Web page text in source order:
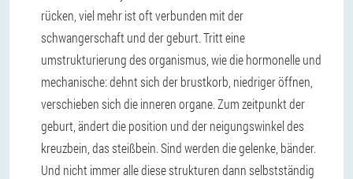
rücken, viel mehr ist oft verbunden mit der
schwangerschaft und der geburt. Tritt eine
umstrukturierung des organismus, wie die hormonelle und
mechanische: dehnt sich der brustkorb, niedriger öffnen,
verschieben sich die inneren organe. Zum zeitpunkt der
geburt, ändert die position und der neigungswinkel des
kreuzbein, das steißbein. Sind werden die gelenke, bänder.
Und nicht immer alle diese strukturen dann selbstständig